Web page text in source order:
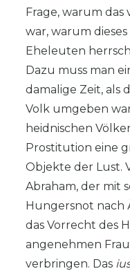
Frage, warum
war, warum
Eheleuten
Dazu muss man
damalige Zeit, als
Volk umgeben
heidnischen
Prostitution eine
Objekte der Lust.
Abraham, der mit
Hungersnot nach
das Vorrecht des
angenehmen
verbringen. Das